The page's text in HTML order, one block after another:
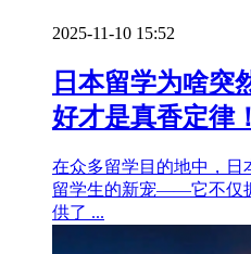
2025-11-10 15:52
日本留学为啥突
好才是真香定律！
在众多留学目的地中，日
留学生的新宠——它不仅
供了 ...